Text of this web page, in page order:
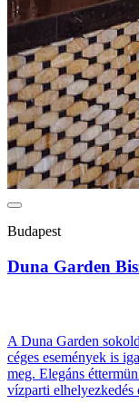
Budapest
Duna Garden
A Duna Garden
céges események is
meg. Elegáns
vízparti elhelyezkedés